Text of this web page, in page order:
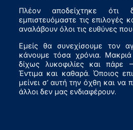
Πλέον αποδείχτηκε
εμπιστευόμαστε τις επιλογές
αναλάβουν όλοι τις ευθύνες
Εμείς θα συνεχίσουμε τον
κάνουμε τόσα χρόνια.
δίχως λυκοφιλίες και
Έντιμα και καθαρά. Όποιος
μείνει σ’ αυτή την όχθη και να
άλλοι δεν μας ενδιαφέρουν.